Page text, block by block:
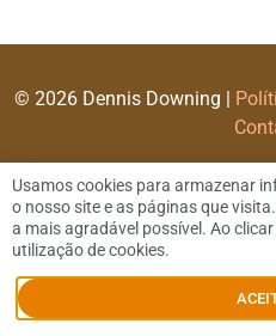
© 2026 Dennis Downing |
Usamos cookies para armazenar
o nosso site e as páginas que
a mais agradável possível. Ao
utilização de cookies.